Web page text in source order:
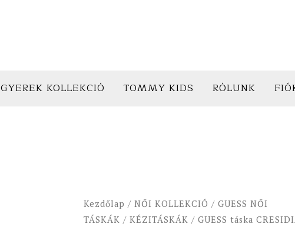
GYEREK KOLLEKCIÓ TOMMY KIDS RÓLUNK
Kezdőlap /NŐI KOLLEKCIÓ /GUESS NŐI
TÁSKÁK /KÉZITÁSKÁK / GUESS táska
GUESS
táska